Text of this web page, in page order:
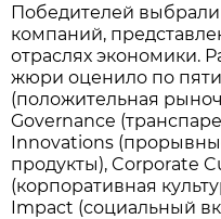
Победителей выбрали
компаний,
отраслях экономики.
жюри оценило по
(положительная
Governance
Innovations
продукты), Corporate
(корпоративная
Impact (социальный